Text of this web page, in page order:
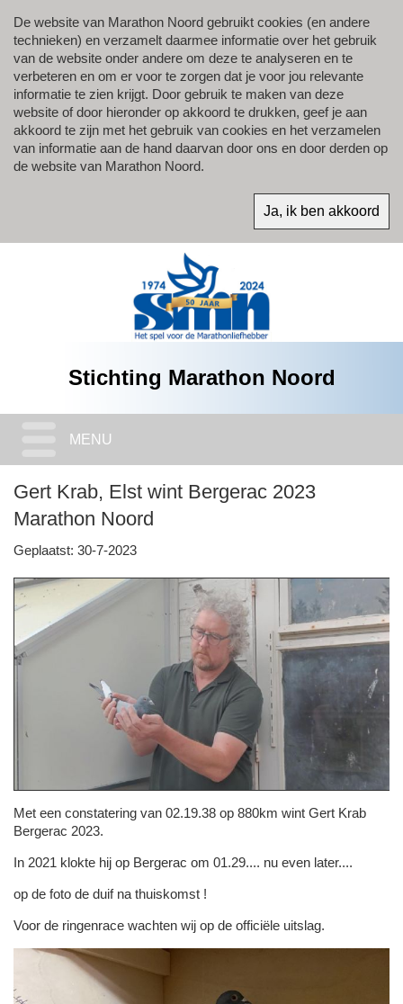
De website van Marathon Noord gebruikt cookies (en andere
technieken) en verzamelt daarmee informatie over het gebruik
van de website onder andere om deze te analyseren en te
verbeteren en om er voor te zorgen dat je voor jou relevante
informatie te zien krijgt. Door gebruik te maken van deze
website of door hieronder op akkoord te drukken, geef je aan
akkoord te zijn met het gebruik van cookies en het verzamelen
van informatie aan de hand daarvan door ons en door derden op
de website van Marathon Noord.
Stichting Marathon Noord
MENU
Gert Krab, Elst wint Bergerac 2023
Marathon Noord
Geplaatst: 30-7-2023
Met een constatering van 02.19.38 op 880km wint Gert Krab
Bergerac 2023.
In 2021 klokte hij op Bergerac om 01.29.... nu even later....
op de foto de duif na thuiskomst !
Voor de ringenrace wachten wij op de officiële uitslag.